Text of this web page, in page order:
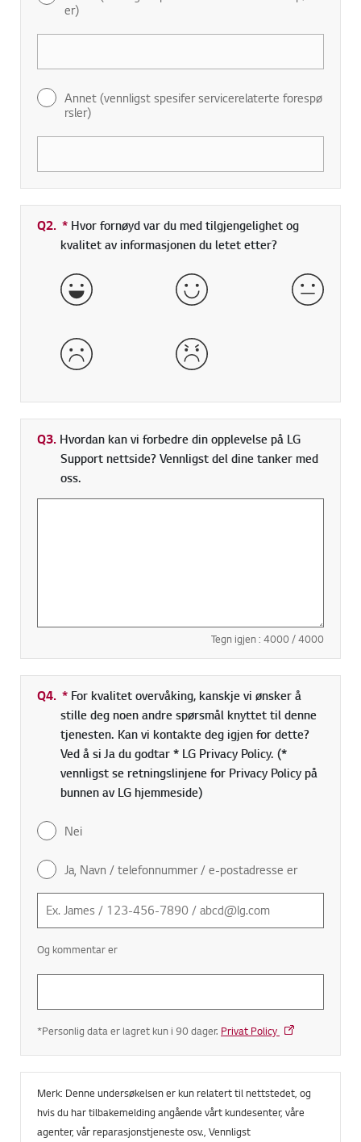
er)
Annet (vennligst spesifer servicerelaterte forespø
rsler)
Q2. * Obligatorisk felt
Hvor fornøyd var du med tilgjengelighet og
kvalitet av informasjonen du letet etter?
veldig bra god normal
dårlig veldig dårlig
Q3. Hvordan kan vi forbedre din opplevelse på LG
Support nettside? Vennligst del dine tanker med
oss.
Tegn igjen : 4000/ 4000
Q4. * Obligatorisk felt
For kvalitet overvåking, kanskje vi ønsker å
stille deg noen andre spørsmål knyttet til denne
tjenesten. Kan vi kontakte deg igjen for dette?
Ved å si Ja du godtar * LG Privacy Policy. (*
vennligst se retningslinjene for Privacy Policy på
bunnen av LG hjemmeside)
Nei
Ja, Navn / telefonnummer / e-postadresse er
Og kommentar er
*Personlig data er lagret kun i 90 dager. Privat Policy
Merk: Denne undersøkelsen er kun relatert til nettstedet, og
hvis du har tilbakemelding angående vårt kundesenter, våre
agenter, vår reparasjonstjeneste osv., Vennligst